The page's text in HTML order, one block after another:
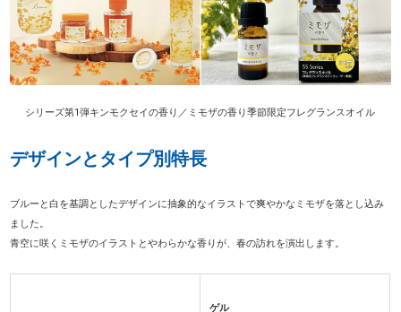
シリーズ第1弾キンモクセイの香り／ミモザの香り季節限定フレグランスオイル
デザインとタイプ別特長
ブルーと白を基調としたデザインに抽象的なイラストで爽やかなミモザを落とし込み
ました。
青空に咲くミモザのイラストとやわらかな香りが、春の訪れを演出します。
ゲル